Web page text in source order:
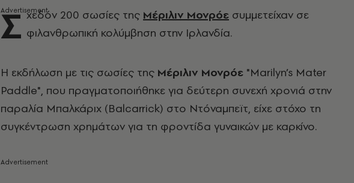
Σ χεδόν 200 σωσίες της Μέριλιν Μονρόε συμμετείχαν σε
φιλανθρωπική κολύμβηση στην Ιρλανδία.
Η εκδήλωση με τις σωσίες της Μέριλιν Μονρόε "Marilyn’s Mater
Paddle", που πραγματοποιήθηκε για δεύτερη συνεχή χρονιά στην
παραλία Μπαλκάριχ (Balcarrick) στο Ντόναμπεϊτ, είχε στόχο τη
συγκέντρωση χρημάτων για τη φροντίδα γυναικών με καρκίνο.